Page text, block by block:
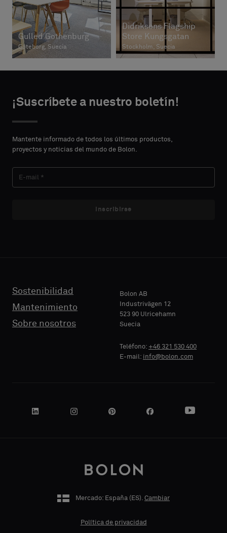
Gulled Gothenburg
Göteborg, Suecia
Didriksons Flagship
Store Kungsgatan
Stockholm, Suecia
¡Suscríbete a nuestro boletín!
Mantente informado de todos los últimos productos,
proyectos y noticias del mundo de Bolon.
Inscribirse
Sostenibilidad
Mantenimiento
Sobre nosotros
Bolon AB
Industrivägen 12
523 90 Ulricehamn
Suecia
Teléfono: +46 321 530 400
E-mail: info@bolon.com
Mercado: España ( ES). Cambiar
Política de privacidad